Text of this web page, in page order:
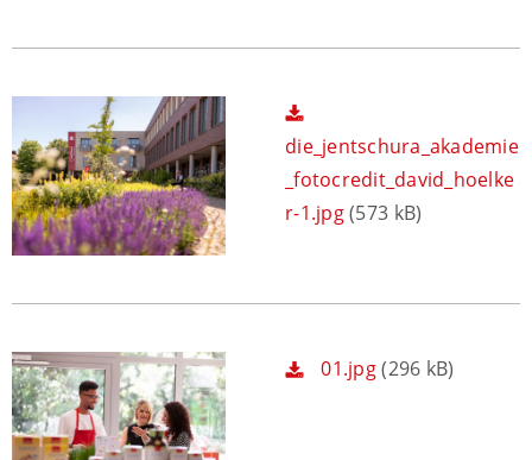
die_jentschura_akademie
_fotocredit_david_hoelke
r-1.jpg(573 kB)
01.jpg(296 kB)